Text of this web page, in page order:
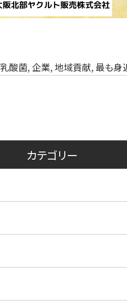
乳酸菌, 企業,地域貢献,最も身
カテゴリー